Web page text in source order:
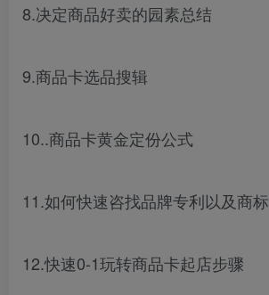
8.决定商品好卖的园素总结
9.商品卡选品搜辑
10..商品卡黄金定份公式
11.如何快速咨找品牌专利以及商标
12.快速0-1玩转商品卡起店步骤